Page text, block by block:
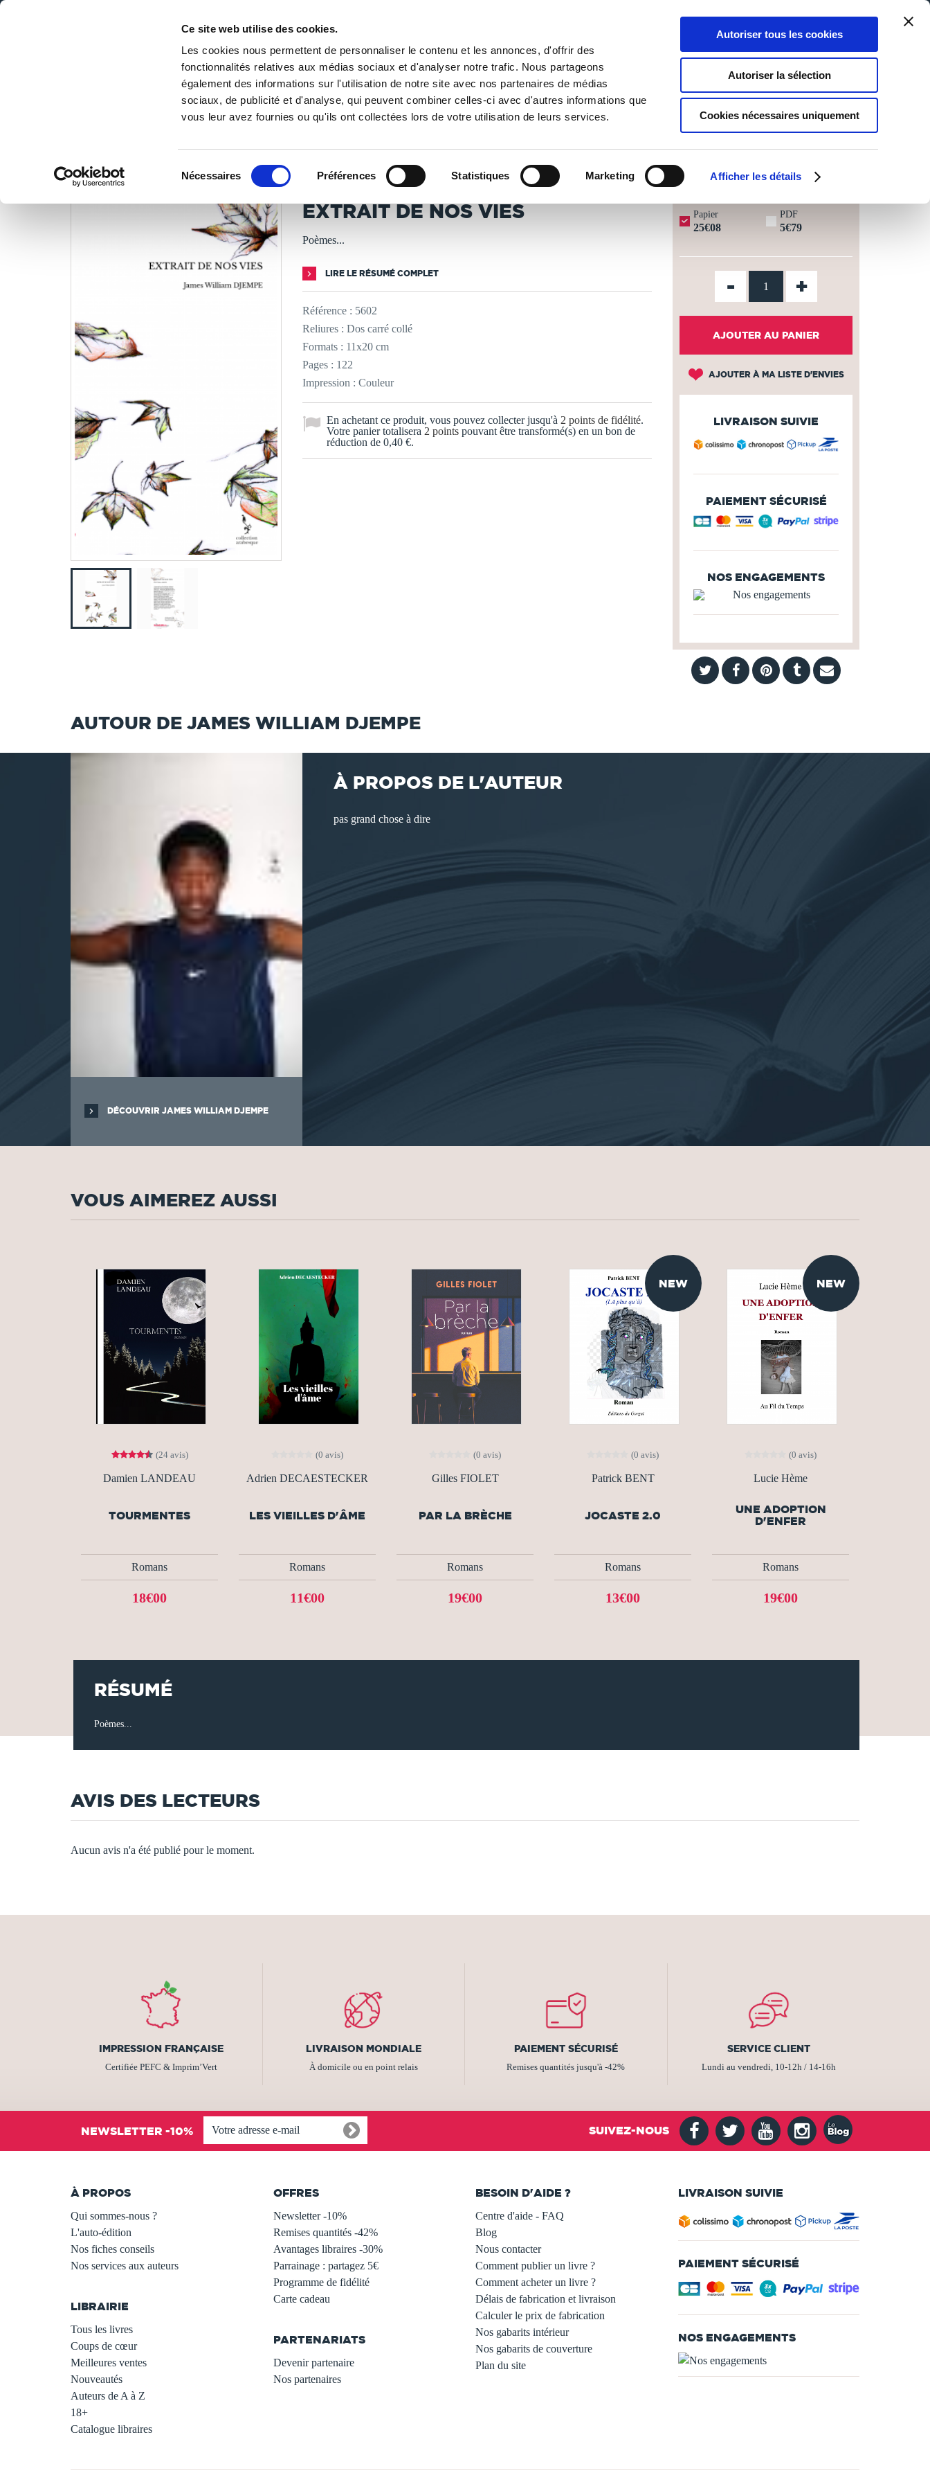
Ce site web utilise des cookies.
Les cookies nous permettent de personnaliser le contenu et les annonces, d'offrir des
fonctionnalités relatives aux médias sociaux et d'analyser notre trafic. Nous partageons
également des informations sur l'utilisation de notre site avec nos partenaires de médias
sociaux, de publicité et d'analyse, qui peuvent combiner celles-ci avec d'autres informations que
vous leur avez fournies ou qu'ils ont collectées lors de votre utilisation de leurs services.
Nécessaires Préférences Statistiques Marketing Afficher les détails
Autoriser tous les cookies
Autoriser la sélection
Cookies nécessaires uniquement
DE LA PAGE BLANCHE... AU BEST SELLER
0
Panier
0
Ma liste
Connexion
PUBLIER UN LIVRE LIBRAIRIE
/ Littérature / Poésies / EXTRAIT DE NOS VIES
LES LIVRES SONT IMPRIMÉS À LA DEMANDE - DÉLAI ACTUEL : 3 À 5 JOURS OUVRÉS ⏱️
James William DJEMPE
EXTRAIT DE NOS VIES
Poèmes...
LIRE LE RÉSUMÉ COMPLET
Référence : 5602
Reliures : Dos carré collé
Formats : 11x20 cm
Pages : 122
Impression : Couleur
En achetant ce produit, vous pouvez collecter jusqu'à 2 points de fidélité.
Votre panier totalisera 2 points pouvant être transformé(s) en un bon de
réduction de 0,40 €.
Papier
25€08
PDF
5€79
- +
AJOUTER AU PANIER
AJOUTER À MA LISTE D'ENVIES
LIVRAISON SUIVIE
PAIEMENT SÉCURISÉ
NOS ENGAGEMENTS
AUTOUR DE JAMES WILLIAM DJEMPE
DÉCOUVRIR JAMES WILLIAM DJEMPE
À PROPOS DE L'AUTEUR
pas grand chose à dire
VOUS AIMEREZ AUSSI
(24 avis)
Damien LANDEAU
TOURMENTES
Romans
18€00
(0 avis)
Adrien DECAESTECKER
LES VIEILLES D'ÂME
Romans
11€00
(0 avis)
Gilles FIOLET
PAR LA BRÈCHE
Romans
19€00
NEW
(0 avis)
Patrick BENT
JOCASTE 2.0
Romans
13€00
NEW
(0 avis)
Lucie Hème
UNE ADOPTION
D'ENFER
Romans
19€00
RÉSUMÉ
Poèmes...
AVIS DES LECTEURS
Aucun avis n'a été publié pour le moment.
IMPRESSION FRANÇAISE
Certifiée PEFC & Imprim’Vert
LIVRAISON MONDIALE
À domicile ou en point relais
PAIEMENT SÉCURISÉ
Remises quantités jusqu'à -42%
SERVICE CLIENT
Lundi au vendredi, 10-12h / 14-16h
NEWSLETTER -10% SUIVEZ-NOUS
À PROPOS
Qui sommes-nous ?
L'auto-édition
Nos fiches conseils
Nos services aux auteurs
LIBRAIRIE
Tous les livres
Coups de cœur
Meilleures ventes
Nouveautés
Auteurs de A à Z
18+
Catalogue libraires
OFFRES
Newsletter -10%
Remises quantités -42%
Avantages libraires -30%
Parrainage : partagez 5€
Programme de fidélité
Carte cadeau
PARTENARIATS
Devenir partenaire
Nos partenaires
BESOIN D'AIDE ?
Centre d'aide - FAQ
Blog
Nous contacter
Comment publier un livre ?
Comment acheter un livre ?
Délais de fabrication et livraison
Calculer le prix de fabrication
Nos gabarits intérieur
Nos gabarits de couverture
Plan du site
LIVRAISON SUIVIE
PAIEMENT SÉCURISÉ
NOS ENGAGEMENTS